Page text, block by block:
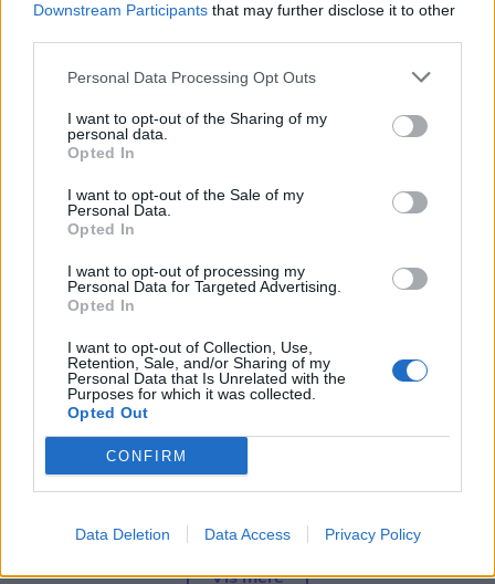
Downstream Participants that may further disclose it to other
Personal Data Processing Opt Outs
I want to opt-out of the Sharing of my
personal data.
Opted In
I want to opt-out of the Sale of my
Personal Data.
Opted In
I want to opt-out of processing my
Personal Data for Targeted Advertising.
Opted In
I want to opt-out of Collection, Use,
Retention, Sale, and/or Sharing of my
Personal Data that Is Unrelated with the
Purposes for which it was collected.
Opted Out
CONFIRM
Data Deletion Data Access Privacy Policy
- Jeg har ikke så meget tilbage, for det meste er
allerede solgt, fortæller han, mens han viser sin
have frem.
Der er endnu lidt gulerødder tilbage og en hel del
squash.
- Dem kommer der mange af. De vokser godt. Min
have ligger, hvor der har ligget en mødding, så
det hele er vokset fint. Mine gulerødder er meget
større end min fars, siger han stolt.
Nordjyllands Trafikselskab mangler
tocifret millionbeløb
Journalist
06. august 2026 kl. 08.00
NORDJYLLAND: Stigende brændstofpriser og
færre unge der vælger busser og tog til, udfordrer
Nordjyllands Trafikselskab.
Det skriverDR.
Mediet beskriver endvidere, at "den kollektive
trafik står i en alvorlig situation" i Nordjylland - og
nu er det så op til regionsrådet i regionen at finde
Vis mere